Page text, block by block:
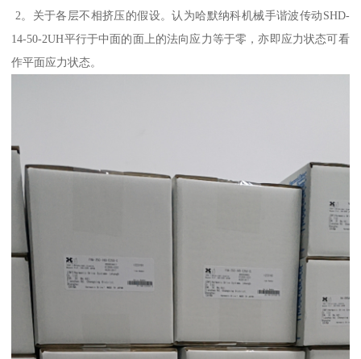
2。关于各层不相挤压的假设。认为哈默纳科机械手谐波传动SHD-
14-50-2UH平行于中面的面上的法向应力等于零，亦即应力状态可看
作平面应力状态。